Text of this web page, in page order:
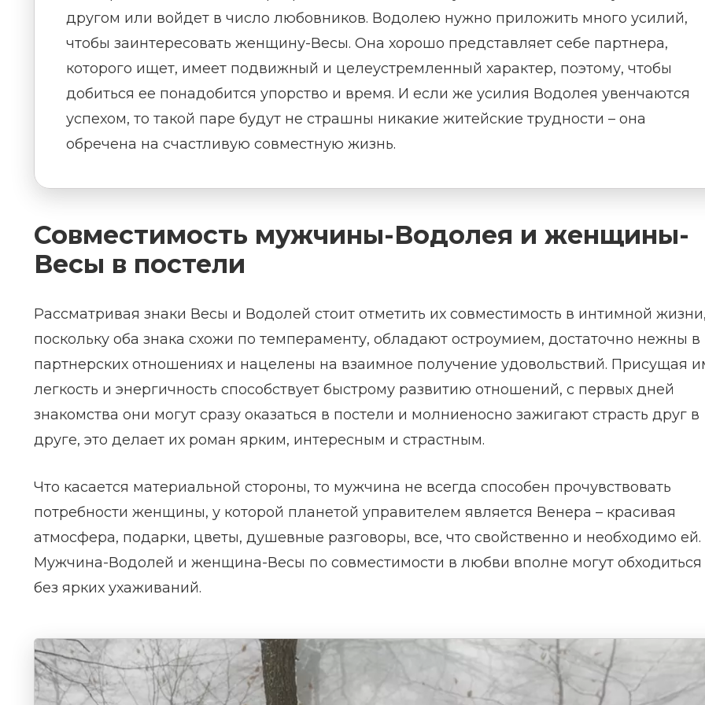
другом или войдет в число любовников. Водолею нужно приложить много усилий,
чтобы заинтересовать женщину-Весы. Она хорошо представляет себе партнера,
которого ищет, имеет подвижный и целеустремленный характер, поэтому, чтобы
добиться ее понадобится упорство и время. И если же усилия Водолея увенчаются
успехом, то такой паре будут не страшны никакие житейские трудности – она
обречена на счастливую совместную жизнь.
Совместимость мужчины-Boдoлeя и женщины-
Весы в постели
Рассматривая знаки Весы и Водолей стоит отметить их совместимость в интимной
поскольку оба знака схожи по темпераменту, обладают остроумием, достаточно нежны в
партнерских отношениях и нацелены на взаимное получение удовольствий. Присущая
легкость и энергичность способствует быстрому развитию отношений, с первых дней
знакомства они могут сразу оказаться в постели и молниеносно зажигают страсть друг в
друге, это делает их роман ярким, интересным и страстным.
Что касается материальной стороны, то мужчина не всегда способен прочувствовать
потребности женщины, у которой планетой управителем является Венера – красивая
атмосфера, подарки, цветы, душевные разговоры, все, что свойственно и необходимо ей.
Мужчина-Водолей и женщина-Весы по совместимости в любви вполне могут обходиться
без ярких ухаживаний.